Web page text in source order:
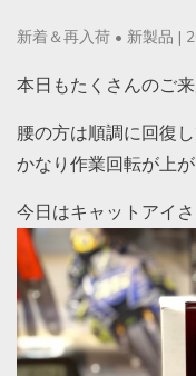
新着＆再入荷 • 新製品 |
本日もたくさんのご
腰の方は順調に回復
かなり作業回転が上
今日はキャットアイ